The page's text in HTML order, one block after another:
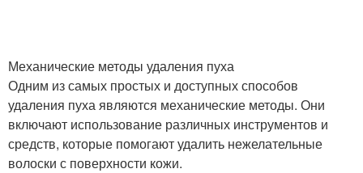
Механические методы удаления пуха
Одним из самых простых и доступных способов
удаления пуха являются механические методы. Они
включают использование различных инструментов и
средств, которые помогают удалить нежелательные
волоски с поверхности кожи.